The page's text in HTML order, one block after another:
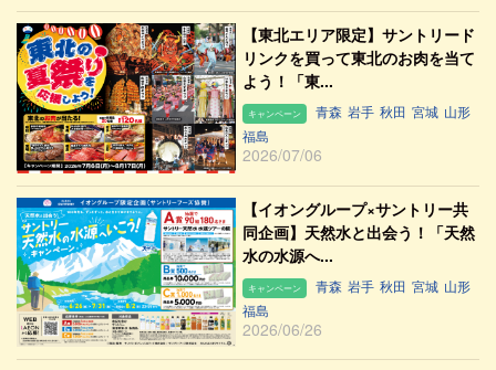
【東北エリア限定】サントリード
リンクを買って東北のお肉を当て
よう！「東...
キャンペーン 青森 岩手 秋田 宮城 山形
福島
2026/07/06
【イオングループ×サントリー共
同企画】天然水と出会う！「天然
水の水源へ...
キャンペーン 青森 岩手 秋田 宮城 山形
福島
2026/06/26